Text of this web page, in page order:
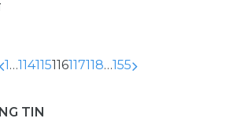
1…114115116117118…155
TIN